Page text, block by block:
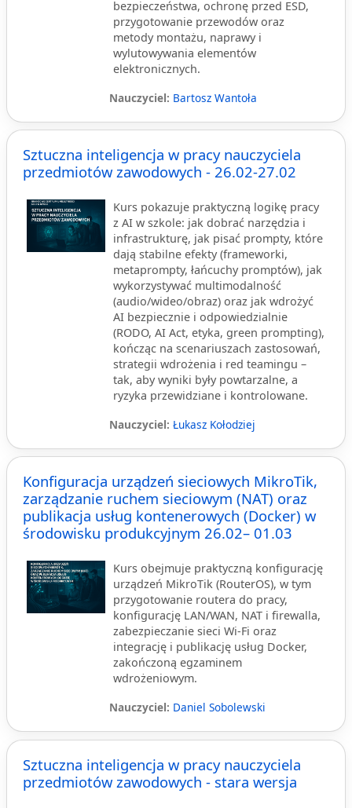
bezpieczeństwa, ochronę przed ESD,
przygotowanie przewodów oraz
metody montażu, naprawy i
wylutowywania elementów
elektronicznych.
Nauczyciel: Bartosz Wantoła
Sztuczna inteligencja w pracy nauczyciela
przedmiotów zawodowych - 26.02-27.02
Kurs pokazuje praktyczną logikę pracy
z AI w szkole: jak dobrać narzędzia i
infrastrukturę, jak pisać prompty, które
dają stabilne efekty (frameworki,
metaprompty, łańcuchy promptów), jak
wykorzystywać multimodalność
(audio/wideo/obraz) oraz jak wdrożyć
AI bezpiecznie i odpowiedzialnie
(RODO, AI Act, etyka, green prompting),
kończąc na scenariuszach zastosowań,
strategii wdrożenia i red teamingu –
tak, aby wyniki były powtarzalne, a
ryzyka przewidziane i kontrolowane.
Nauczyciel: Łukasz Kołodziej
Konfiguracja urządzeń sieciowych MikroTik,
zarządzanie ruchem sieciowym (NAT) oraz
publikacja usług kontenerowych (Docker) w
środowisku produkcyjnym 26.02– 01.03
Kurs obejmuje praktyczną konfigurację
urządzeń MikroTik (RouterOS), w tym
przygotowanie routera do pracy,
konfigurację LAN/WAN, NAT i firewalla,
zabezpieczanie sieci Wi-Fi oraz
integrację i publikację usług Docker,
zakończoną egzaminem
wdrożeniowym.
Nauczyciel: Daniel Sobolewski
Sztuczna inteligencja w pracy nauczyciela
przedmiotów zawodowych - stara wersja